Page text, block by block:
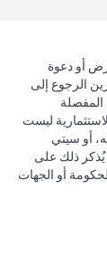
أو دعوة
الرجوع إلى
المفصلة
ليست
أو سيتي
يُذكر ذلك على
أو الجهات
بمعنى أن